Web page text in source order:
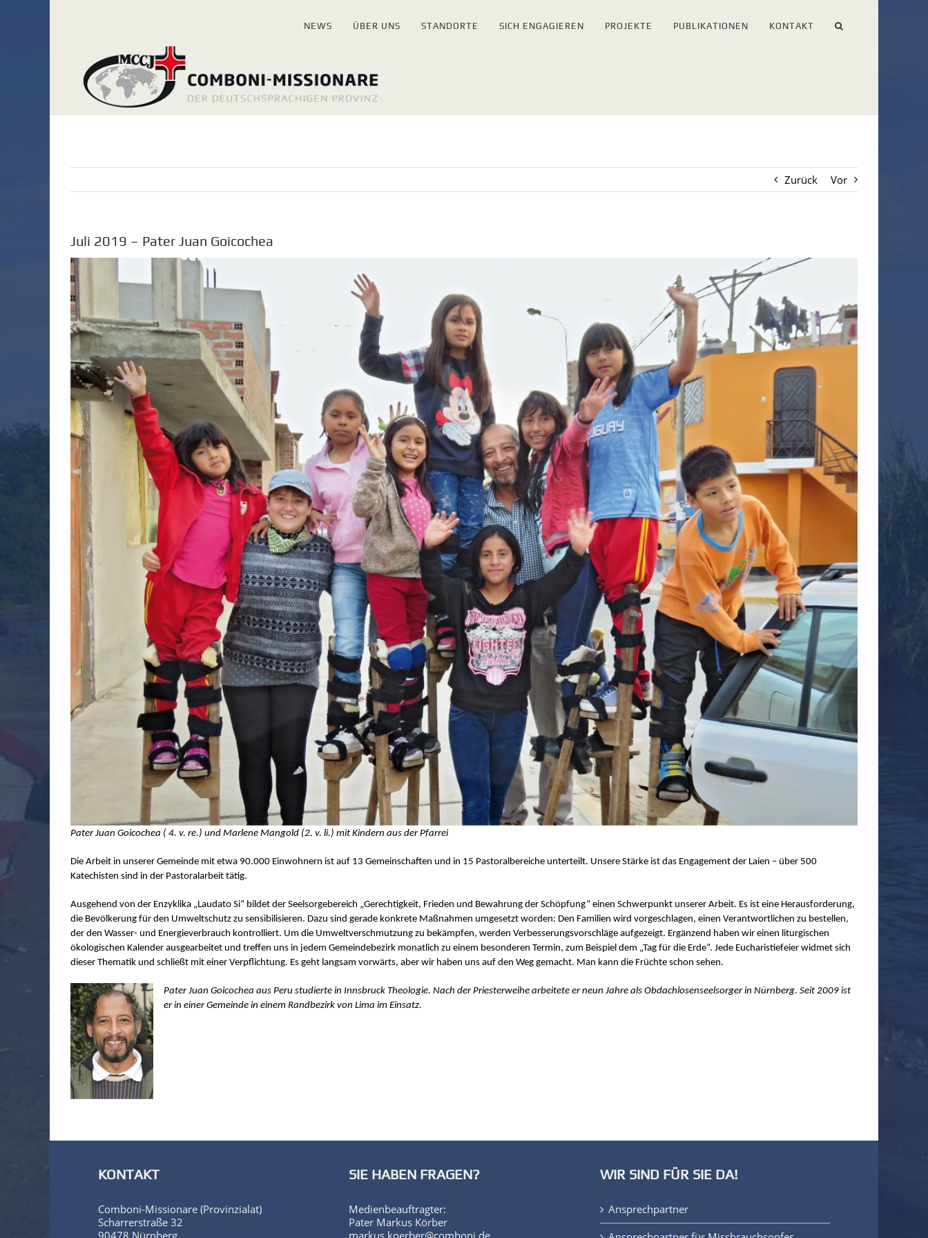
NEWS ÜBER UNS STANDORTE SICH ENGAGIEREN PROJEKTE PUBLIKATIONEN KONTAKT
Zurück Vor
Juli 2019 – Pater Juan Goicochea
Zeige
grösseres
Bild
Pater Juan Goicochea ( 4. v. re.) und Marlene Mangold (2. v. li.) mit Kindern aus der Pfarrei
Die Arbeit in unserer Gemeinde mit etwa 90.000 Einwohnern ist auf 13 Gemeinschaften und in 15 Pastoralbereiche unterteilt. Unsere Stärke ist das Engagement der Laien – über 500
Katechisten sind in der Pastoralarbeit tätig.
Ausgehend von der Enzyklika „Laudato Si” bildet der Seelsorgebereich „Gerechtigkeit, Frieden und Bewahrung der Schöpfung” einen Schwerpunkt unserer Arbeit. Es ist eine Herausforderung,
die Bevölkerung für den Umweltschutz zu sensibilisieren. Dazu sind gerade konkrete Maßnahmen umgesetzt worden: Den Familien wird vorgeschlagen, einen Verantwortlichen zu bestellen,
der den Wasser- und Energieverbrauch kontrolliert. Um die Umweltverschmutzung zu bekämpfen, werden Verbesserungsvorschläge aufgezeigt. Ergänzend haben wir einen liturgischen
ökologischen Kalender ausgearbeitet und treffen uns in jedem Gemeindebezirk monatlich zu einem besonderen Termin, zum Beispiel dem „Tag für die Erde”. Jede Eucharistiefeier widmet sich
dieser Thematik und schließt mit einer Verpflichtung. Es geht langsam vorwärts, aber wir haben uns auf den Weg gemacht. Man kann die Früchte schon sehen.
Pater Juan Goicochea aus Peru studierte in Innsbruck Theologie. Nach der Priesterweihe arbeitete er neun Jahre als Obdachlosenseelsorger in Nürnberg. Seit 2009 ist
er in einer Gemeinde in einem Randbezirk von Lima im Einsatz.
KONTAKT
Comboni-Missionare (Provinzialat)
Scharrerstraße 32
90478 Nürnberg
SIE HABEN FRAGEN?
Medienbeauftragter:
Pater Markus Körber
markus.koerber@comboni.de
WIR SIND FÜR SIE DA!
Ansprechpartner